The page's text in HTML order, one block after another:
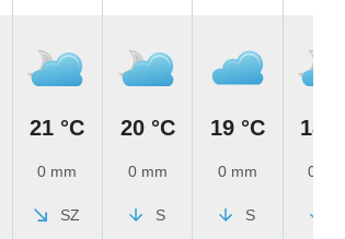
21 °C
0 mm
SZ
20 °C
0 mm
S
19 °C
0 mm
S
18 °C
0 mm